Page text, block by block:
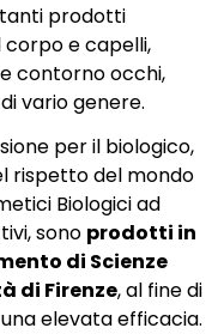
prodotti
corpo e capelli,
contorno occhi,
vario genere.
per il biologico,
rispetto del mondo
Biologici ad
sono prodotti in
di Scienze
di Firenze, al fine di
elevata efficacia.